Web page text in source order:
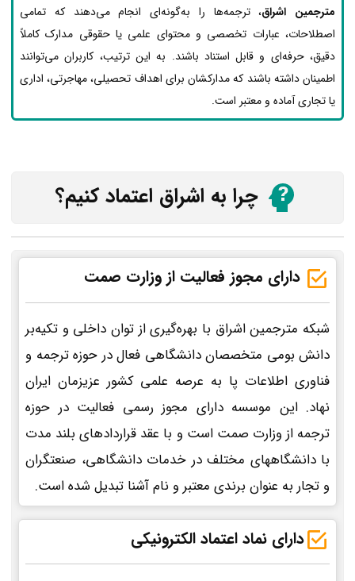
مترجمین اشراق، ترجمه‌ها را به‌گونه‌ای انجام می‌دهند که تمامی
اصطلاحات، عبارات تخصصی و محتوای علمی یا حقوقی مدارک کاملاً
دقیق، حرفه‌ای و قابل استناد باشند. به این ترتیب، کاربران می‌توانند
اطمینان داشته باشند که مدارکشان برای اهداف تحصیلی، مهاجرتی، اداری
یا تجاری آماده و معتبر است.
چرا به اشراق اعتماد کنیم؟
دارای مجوز فعالیت از وزارت صمت
شبکه مترجمین اشراق با بهره‌گیری از توان داخلی و تکیه‌بر
دانش بومی متخصصان دانشگاهی فعال در حوزه ترجمه و
فناوری اطلاعات پا به عرصه علمی کشور عزیزمان ایران
نهاد. این موسسه دارای مجوز رسمی فعالیت در حوزه
ترجمه از وزارت صمت است و با عقد قراردادهای بلند مدت
با دانشگاههای مختلف در خدمات دانشگاهی، صنعتگران
و تجار به عنوان برندی معتبر و نام آشنا تبدیل شده است.
دارای نماد اعتماد الکترونیکی